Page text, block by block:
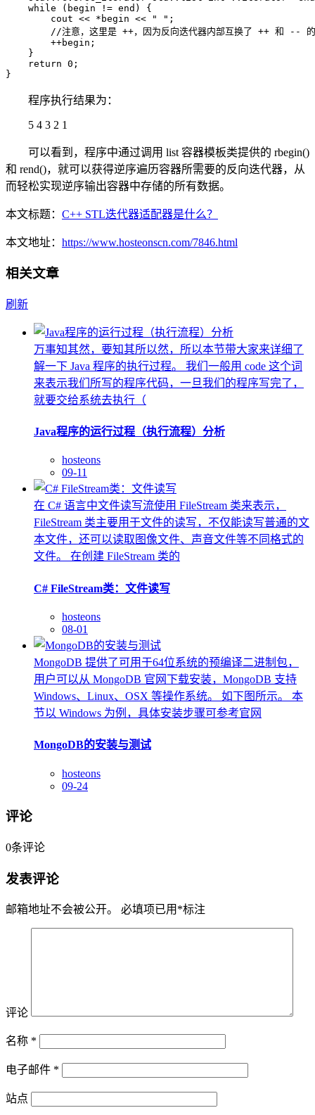
    while (begin != end) {
        cout << *begin << " ";
//注意，这里是 ++，因为反向迭代器内部互换了 ++ 和 --
        ++begin;
    }
    return 0;
}
程序执行结果为：
5 4 3 2 1
可以看到，程序中通过调用 list 容器模板类提供的 rbegin()
和 rend()，就可以获得逆序遍历容器所需要的反向迭代器，从
而轻松实现逆序输出容器中存储的所有数据。
本文标题： C++ STL迭代器适配器是什么？
本文地址： https://www.hosteonscn.com/7846.html
相关文章
刷新
万事知其然，要知其所以然，所以本节带大家来详细了
解一下 Java 程序的执行过程。 我们一般用 code 这个词
来表示我们所写的程序代码，一旦我们的程序写完了，
就要交给系统去执行（
Java程序的运行过程（执行流程）分析
hosteons
09-11
在 C# 语言中文件读写流使用 FileStream 类来表示，
FileStream 类主要用于文件的读写，不仅能读写普通的文
本文件，还可以读取图像文件、声音文件等不同格式的
文件。 在创建 FileStream 类的
C# FileStream类：文件读写
hosteons
08-01
MongoDB 提供了可用于64位系统的预编译二进制包，
用户可以从 MongoDB 官网下载安装，MongoDB 支持
Windows、Linux、OSX 等操作系统。 如下图所示。 本
节以 Windows 为例，具体安装步骤可参考官网
MongoDB的安装与测试
hosteons
09-24
评论
0条评论
发表评论
邮箱地址不会被公开。 必填项已用 *标注
评论
名称 *
电子邮件 *
站点